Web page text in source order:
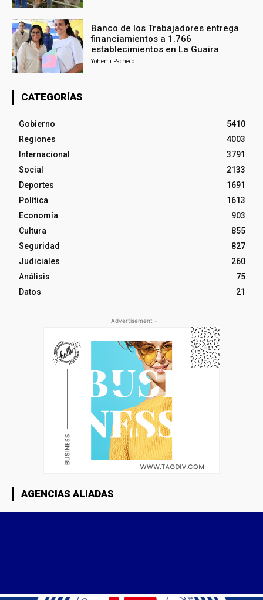
Banco de los Trabajadores entrega
financiamientos a 1.766
establecimientos en La Guaira
Yohenli Pacheco
CATEGORÍAS
Gobierno
5410
Regiones
4003
Internacional
3791
Social
2133
Deportes
1691
Política
1613
Economía
903
Cultura
855
Seguridad
827
Judiciales
260
Análisis
75
Datos
21
- Advertisement -
AGENCIAS ALIADAS